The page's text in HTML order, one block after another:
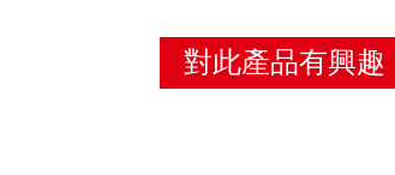
對此產品有興趣